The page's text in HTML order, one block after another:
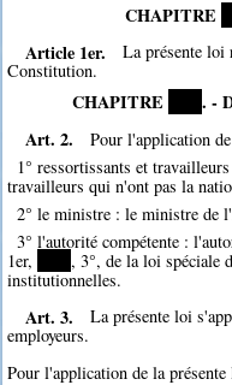
CHAPITRE
Article 1er.
La présente loi
Constitution.
CHAPITRE ****. -
Art. 2.
Pour l'application
1° ressortissants et
travailleurs qui n'ont pas la
2° le ministre : le ministre de
3° l'autorité compétente :
1er,
****, 3°, de la loi spéciale
institutionnelles.
Art. 3.
La présente loi
employeurs.
Pour l'application de la